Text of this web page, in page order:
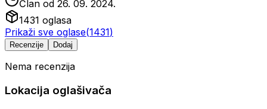
Član od 26. 09. 2024.
1431 oglasa
Prikaži sve oglase(1431)
Recenzije Dodaj
Nema recenzija
Lokacija oglašivača